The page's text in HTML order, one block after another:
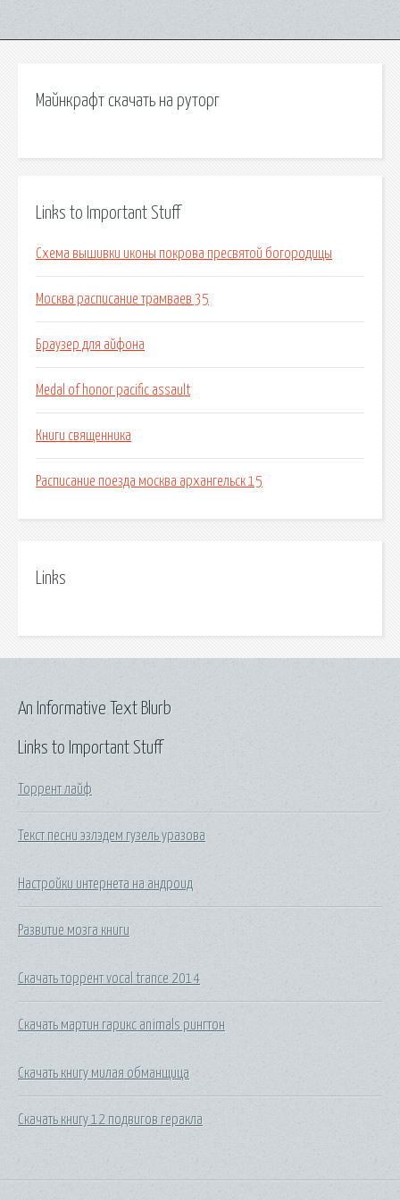
Майнкрафт скачать на руторг
Links to Important Stuff
Схема вышивки иконы покрова пресвятой богородицы
Москва расписание трамваев 35
Браузер для айфона
Medal of honor pacific assault
Книги священника
Расписание поезда москва архангельск 15
Links
Links to Important Stuff
Торрент лайф
Текст песни эзлэдем гузель уразова
Настройки интернета на андроид
Развитие мозга книги
Скачать торрент vocal trance 2014
Скачать мартин гарикс animals рингтон
Скачать книгу милая обманщица
Скачать книгу 12 подвигов геракла
An Informative Text Blurb